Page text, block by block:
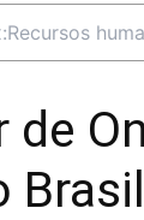
de
Brasil